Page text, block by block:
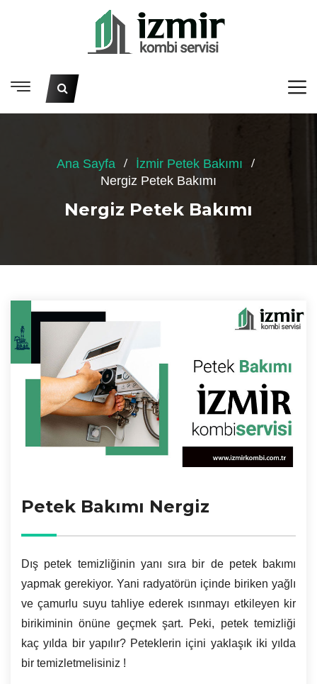
Ana Sayfa
İzmir Petek Bakımı
Nergiz Petek Bakımı
Nergiz Petek Bakımı
Petek Bakımı Nergiz
Dış petek temizliğinin yanı sıra bir de petek bakımı
yapmak gerekiyor. Yani radyatörün içinde biriken yağlı
ve çamurlu suyu tahliye ederek ısınmayı etkileyen kir
birikiminin önüne geçmek şart. Peki, petek temizliği
kaç yılda bir yapılır? Peteklerin içini yaklaşık iki yılda
bir temizletmelisiniz !